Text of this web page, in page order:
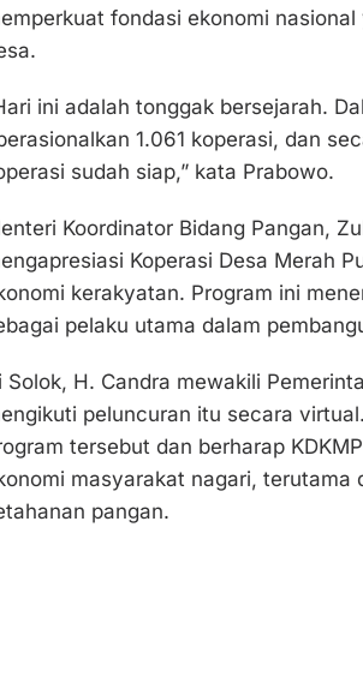
fondasi ekonomi
ini adalah tonggak bersejarah.
1.061 koperasi, dan
sudah siap,” kata Prabowo.
Koordinator Bidang Pangan,
Koperasi Desa Merah
kerakyatan. Program ini
pelaku utama dalam
Solok, H. Candra mewakili
peluncuran itu secara
tersebut dan berharap
masyarakat nagari, terutama
pangan.